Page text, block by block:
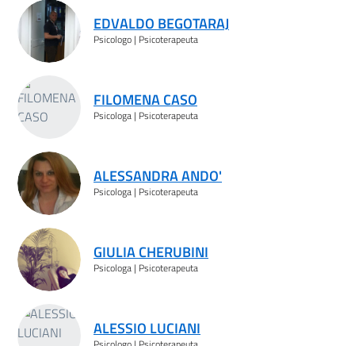
EDVALDO BEGOTARAJ
Psicologo | Psicoterapeuta
FILOMENA CASO
Psicologa | Psicoterapeuta
ALESSANDRA ANDO'
Psicologa | Psicoterapeuta
GIULIA CHERUBINI
Psicologa | Psicoterapeuta
ALESSIO LUCIANI